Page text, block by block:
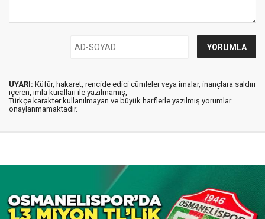
UYARI: Küfür, hakaret, rencide edici cümleler veya imalar, inançlara saldırı
içeren, imla kuralları ile yazılmamış,
Türkçe karakter kullanılmayan ve büyük harflerle yazılmış yorumlar
onaylanmamaktadır.